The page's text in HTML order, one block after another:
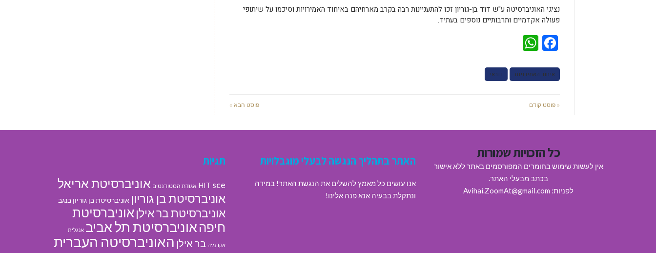
נציגי האוניברסיטה ע"ש דוד בן-גוריון זכו להתעניינות רבה בקרב מארחיהם באיחוד האמירויות וסיכמו על שיתופי
פעולה אקדמיים ותרבותיים נוספים בעתיד.
Facebook
איחוד האמירויות דובאי
« פוסט קודם פוסט הבא »
כל הזכויות שמורות
אין לעשות שימוש בחומרים המפורסמים באתר ללא אישור
בכתב מבעלי האתר.
לפניות: Avihai.ZoomAt@gmail.com
האתר בתהליך הנגשה לבעלי מוגבלויות
אנו עושים כל מאמץ להשלים את הנגשת האתר! במידה
ונתקלת בבעיה אנא פנה אלינו!
תגיות
HIT sce אגודת הסטודנטים אוניברסיטת אריאל
אוניברסיטת בן גוריון אוניברסיטת בן גוריון בנגב
אוניברסיטת בר אילן אוניברסיטת
חיפהאוניברסיטת תל אביב אנגלית
אקדמיה בר אילן האוניברסיטה העברית